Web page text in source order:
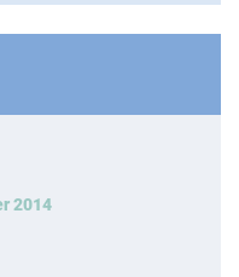
2014